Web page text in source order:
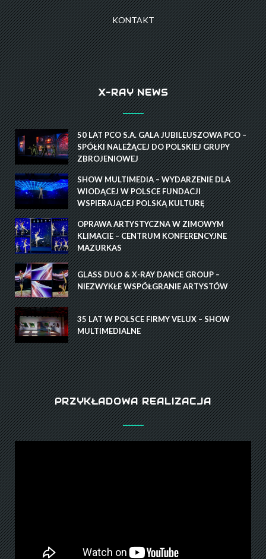
KONTAKT
X-RAY NEWS
50 LAT PCO S.A. GALA JUBILEUSZOWA PCO –
SPÓŁKI NALEŻĄCEJ DO POLSKIEJ GRUPY
ZBROJENIOWEJ
SHOW MULTIMEDIA – WYDARZENIE DLA
WIODĄCEJ W POLSCE FUNDACJI
WSPIERAJĄCEJ POLSKĄ KULTURĘ
OPRAWA ARTYSTYCZNA W ZIMOWYM
KLIMACIE – CENTRUM KONFERENCYJNE
MAZURKAS
GLASS DUO & X-RAY DANCE GROUP –
NIEZWYKŁE WSPÓŁGRANIE ARTYSTÓW
35 LAT W POLSCE FIRMY VELUX – SHOW
MULTIMEDIALNE
PRZYKŁADOWA REALIZACJA